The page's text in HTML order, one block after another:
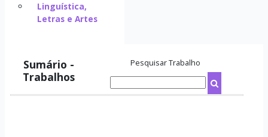
Linguística,
Letras e Artes
Sumário -
Trabalhos
Pesquisar Trabalho